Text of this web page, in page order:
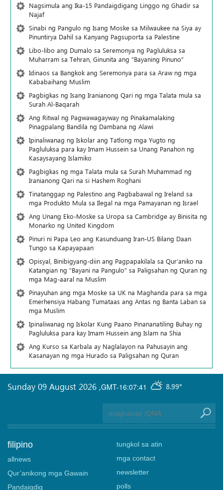
Nagsimula ang Ika-15 Pandaigdigang Linggo ng Ghadir sa
Najaf
Sinabi ng Pangulo ng Isang Moske sa Milwaukee na Siya ay
Pinuntirya Dahil sa Kanyang Pagsuporta sa Palestine
Libo-libo ang Dumalo sa Seremonya ng Pagluluksa sa
Muharram sa Tehran, Ginunita ang “Bayaning Pinuno”
Idinaos sa Bangkok ang Seremonya para sa Araw ng mga
Kababaihang Muslim
Pagbigkas ng Isang Iranianong Qari ng mga Talata mula sa
Surah Al-Baqarah
Ang Ritwal ng Pagwawagayway ng Pinakamalaking
Pinagpalang Bandila ng Dambana ng Alawi
Ipinaliwanag ng Iskolar ang Tatlong mga Yugto ng
Pagluluksa para kay Imam Hussein sa Unang Panahon ng
Kasaysayang Islamiko
Pagbigkas ng mga Talata mula sa Surah Muhammad ng
Iranianong Qari na si Hashem Roghani
Tinatanggap ng Palestino ang Pagbabawal ng Ireland sa
mga Produkto Mula sa Ilegal na mga Pamayanan ng Israel
Ang Unang Eko-Moske sa Uropa sa Cambridge ay Binisita ng
Monarko ng United Kingdom
Pinuri ni Papa Leo ang Kasunduang Iran-US Bilang Daan
Tungo sa Kapayapaan
Opisyal, Binibigyang-diin ang Pagpapakilala sa Qur’aniko na
Katangian ng “Bayani na Pangulo” sa Paligsahan ng Quran ng
mga Mag-aaral na Muslim
Pinayuhan ang mga Moske sa UK na Maghanda para sa mga
Emerhensiya Habang Tumataas ang Antas ng Banta Laban sa
mga Muslim
Ipinaliwanag ng Iskolar Kung Paano Pinananatiling Buhay ng
Pagluluksa para kay Imam Hussein ang Islam na Shia
Ang Kurso sa Karbala ay Naglalayon na Pahusayin ang
Kasanayan ng mga Hurado sa Paligsahan ng Quran
GMT-16:07:41 8.99°
Sunday 09 August 2026 ,
filipino
allnews
Qur’anikong mga Gawain
Pandaigdig
tungkol sa atin
mga contact
newsletter
polls